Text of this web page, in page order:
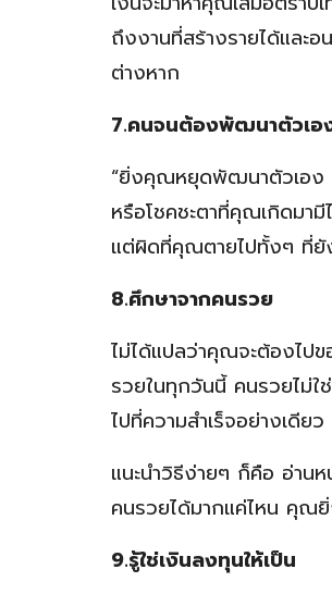
ถึงงานที่สร้างรายได้และ
ต่างหาก
7.คนจนต้องพัฒนาตัวเอ
“ยิ่งคุณหยุดพัฒนาตัวเอง
หรือโชคชะตาที่คุณเกิดมา
แต่ผิดที่คุณตายไปทั้งๆ ที่ยั
8.ศึกษาจากคนรวย
ไม่ได้แปลว่าคุณจะต้องไป
รวยในทุกวันนี้ คนรวยไม่ใ
ไปที่ความสำเร็จอย่างเดียว
แนะนำวิธีง่ายๆ ก็คือ อ่านห
คนรวยได้มากแค่ไหน คุณยิ่
9.รู้ใช่เงินลงทุนให้เป็น